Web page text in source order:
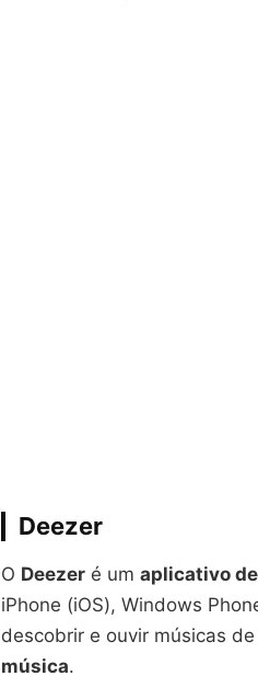
Deezer
O Deezer é um aplicativo
iPhone (iOS), Windows
descobrir e ouvir músicas
música.